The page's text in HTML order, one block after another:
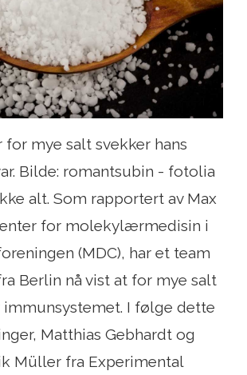
for mye salt svekker hans
Bilde: romantsubin - fotolia
alt. Som rapportert av Max
for molekylærmedisin i
(MDC), har et team
Berlin nå vist at for mye salt
immunsystemet. I følge dette
Matthias Gebhardt og
Müller fra Experimental